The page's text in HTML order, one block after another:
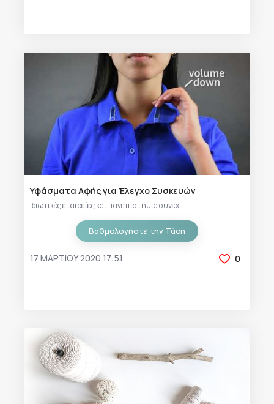
Υφάσματα Αφής για Έλεγχο Συσκευών
Ιδιωτικές εταιρείες και πανεπιστήμια συνεχ...
Βαθμολογήστε την Τάση
17 ΜΑΡΤΊΟΥ 2020 17:51 0